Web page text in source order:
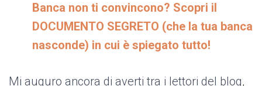
Banca non ti convincono? Scopri il
DOCUMENTO SEGRETO (che la tua banca
nasconde) in cui è spiegato tutto!
Mi auguro ancora di averti tra i lettori del blog,